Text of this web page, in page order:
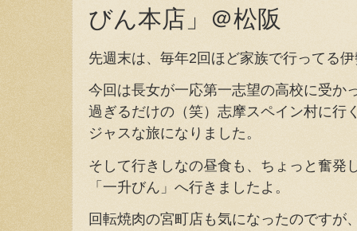
びん本店」＠松阪
先週末は、毎年2回ほど家族で行ってる
今回は長女が一応第一志望の高校に受か
過ぎるだけの（笑）志摩スペイン村に行
ジャスな旅になりました。
そして行きしなの昼食も、ちょっと奮発
「一升びん」へ行きましたよ。
回転焼肉の宮町店も気になったのですが